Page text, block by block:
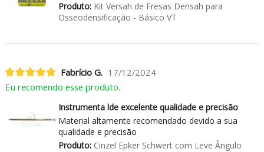
Produto:Kit Versah de Fresas Densah para
Osseodensificação - Básico VT
Fabrício G. 17/12/2024
Eu recomendo esse produto.
Instrumenta lde excelente qualidade e precisão
Material altamente recomendado devido a sua
qualidade e precisão
Produto:Cinzel Epker Schwert com Leve Ângulo